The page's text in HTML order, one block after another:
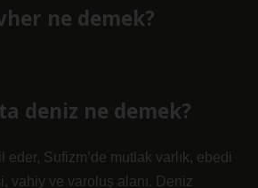
ne demek?
deniz ne demek?
eder, Sufizm’de mutlak varlık, ebedi
vahiy ve varoluş alanı. Deniz